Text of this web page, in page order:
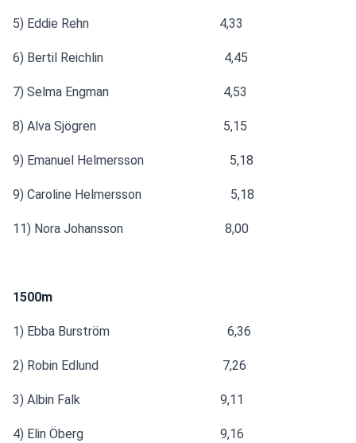
5) Eddie Rehn                                         4,33
6) Bertil Reichlin                                      4,45
7) Selma Engman                                    4,53
8) Alva Sjögren                                        5,15
9) Emanuel Helmersson                           5,18
9) Caroline Helmersson                            5,18
11) Nora Johansson                                8,00
1500m
1) Ebba Burström                                     6,36
2) Robin Edlund                                       7,26
3) Albin Falk                                            9,11
4) Elin Öberg                                           9,16